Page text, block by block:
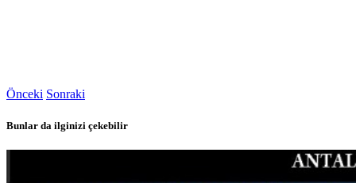
Önceki Sonraki
Bunlar da ilginizi çekebilir